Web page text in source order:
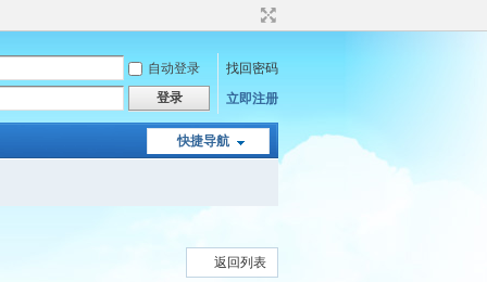
自动登录
找回密码
登录 立即注册
快捷导航
返回列表